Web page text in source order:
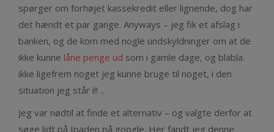
spørger om forhøjet kassekredit eller lignende, dog har
det hændt et par gange. Anyways – jeg fik et afslag i
banken, og de kom med nogle undskyldninger om at de
ikke kunne låne penge ud som i gamle dage, og blabla.
ikke ligefrem noget jeg kunne bruge til noget, i den
situation jeg står i!! ..
Jeg var nødtil at finde et alternativ – og valgte derfor at
søge lidt på Ipaden på google. Her fandt jeg denne